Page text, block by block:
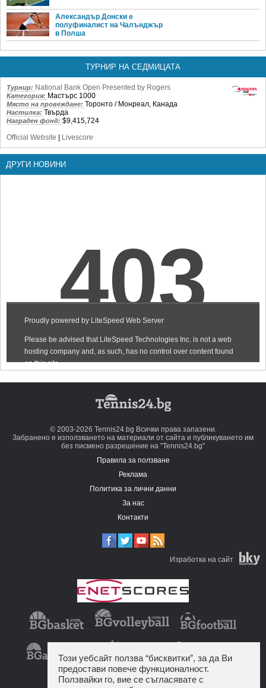
Александър Донски е
полуфиналист на Чалънджър
в Полша
ТУРНИР НА СЕДМИЦАТА
Турнир: National Bank Open Presented by Rogers
Категория: Мастърс 1000
Място на провеждане: Торонто / Монреал, Канада
Настилка: Твърда
Награден фонд: $9,415,724
Official Website
Livescore
ДРУГИ НОВИНИ
© 2003-2026 Tennis24.bg Всички права запазени.
Забранено е използването на материали от сайта и публикуването им
без писмено разрешение на "Tennis24.bg"
Правила за ползване
Реклама
Политика за лични данни
За нас
Контакти
Изработка на сайт
Този уебсайт ползва “бисквитки”, за да Ви
предостави повече функционалност.
Ползвайки го, вие се съгласявате с